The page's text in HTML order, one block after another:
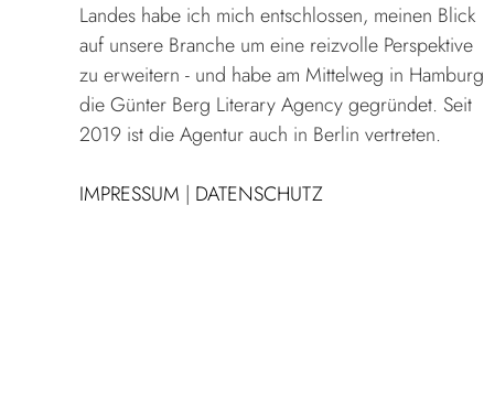
Landes habe ich mich entschlossen, meinen Blick
auf unsere Branche um eine reizvolle Perspektive
zu erweitern - und habe am Mittelweg in Hamburg
die Günter Berg Literary Agency gegründet. Seit
2019 ist die Agentur auch in Berlin vertreten.
IMPRESSUM | DATENSCHUTZ